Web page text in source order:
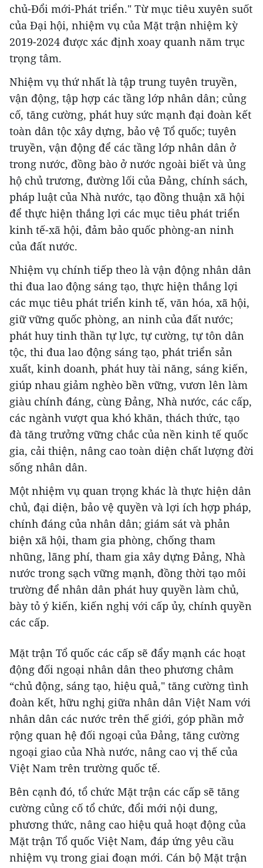
chủ-Đổi mới-Phát triển." Từ mục tiêu xuyên suốt
của Đại hội, nhiệm vụ của Mặt trận nhiệm kỳ
2019-2024 được xác định xoay quanh năm trục
trọng tâm.
Nhiệm vụ thứ nhất là tập trung tuyên truyền,
vận động, tập hợp các tầng lớp nhân dân; củng
cố, tăng cường, phát huy sức mạnh đại đoàn kết
toàn dân tộc xây dựng, bảo vệ Tổ quốc; tuyên
truyền, vận động để các tầng lớp nhân dân ở
trong nước, đồng bào ở nước ngoài biết và ủng
hộ chủ trương, đường lối của Đảng, chính sách,
pháp luật của Nhà nước, tạo đồng thuận xã hội
để thực hiện thắng lợi các mục tiêu phát triển
kinh tế-xã hội, đảm bảo quốc phòng-an ninh
của đất nước.
Nhiệm vụ chính tiếp theo là vận động nhân dân
thi đua lao động sáng tạo, thực hiện thắng lợi
các mục tiêu phát triển kinh tế, văn hóa, xã hội,
giữ vững quốc phòng, an ninh của đất nước;
phát huy tinh thần tự lực, tự cường, tự tôn dân
tộc, thi đua lao động sáng tạo, phát triển sản
xuất, kinh doanh, phát huy tài năng, sáng kiến,
giúp nhau giảm nghèo bền vững, vươn lên làm
giàu chính đáng, cùng Đảng, Nhà nước, các cấp,
các ngành vượt qua khó khăn, thách thức, tạo
đà tăng trưởng vững chắc của nền kinh tế quốc
gia, cải thiện, nâng cao toàn diện chất lượng đời
sống nhân dân.
Một nhiệm vụ quan trọng khác là thực hiện dân
chủ, đại diện, bảo vệ quyền và lợi ích hợp pháp,
chính đáng của nhân dân; giám sát và phản
biện xã hội, tham gia phòng, chống tham
nhũng, lãng phí, tham gia xây dựng Đảng, Nhà
nước trong sạch vững mạnh, đồng thời tạo môi
trường để nhân dân phát huy quyền làm chủ,
bày tỏ ý kiến, kiến nghị với cấp ủy, chính quyền
các cấp.
Mặt trận Tổ quốc các cấp sẽ đẩy mạnh các hoạt
động đối ngoại nhân dân theo phương châm
“chủ động, sáng tạo, hiệu quả," tăng cường tình
đoàn kết, hữu nghị giữa nhân dân Việt Nam với
nhân dân các nước trên thế giới, góp phần mở
rộng quan hệ đối ngoại của Đảng, tăng cường
ngoại giao của Nhà nước, nâng cao vị thế của
Việt Nam trên trường quốc tế.
Bên cạnh đó, tổ chức Mặt trận các cấp sẽ tăng
cường củng cố tổ chức, đổi mới nội dung,
phương thức, nâng cao hiệu quả hoạt động của
Mặt trận Tổ quốc Việt Nam, đáp ứng yêu cầu
nhiệm vụ trong giai đoạn mới. Cán bộ Mặt trận